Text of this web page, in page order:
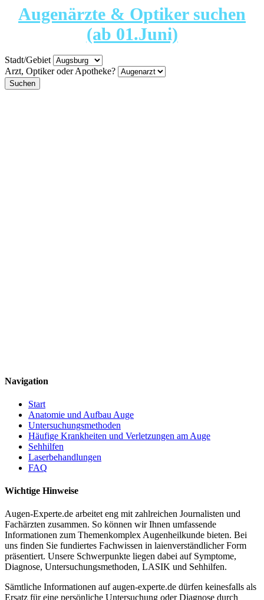
Augenärzte & Optiker suchen
(ab 01.Juni)
Stadt/Gebiet
Arzt, Optiker oder Apotheke?
Navigation
Start
Anatomie und Aufbau Auge
Untersuchungsmethoden
Häufige Krankheiten und Verletzungen am Auge
Sehhilfen
Laserbehandlungen
FAQ
Wichtige Hinweise
Augen-Experte.de arbeitet eng mit zahlreichen Journalisten und
Fachärzten zusammen. So können wir Ihnen umfassende
Informationen zum Themenkomplex Augenheilkunde bieten. Bei
uns finden Sie fundiertes Fachwissen in laienverständlicher Form
präsentiert. Unsere Schwerpunkte liegen dabei auf Symptome,
Diagnose, Untersuchungsmethoden, LASIK und Sehhilfen.
Sämtliche Informationen auf augen-experte.de dürfen keinesfalls als
Ersatz für eine persönliche Untersuchung oder Diagnose durch